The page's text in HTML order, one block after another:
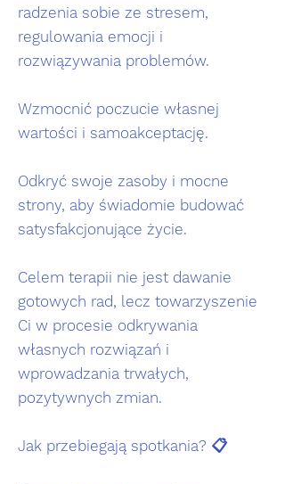
radzenia sobie ze stresem,
regulowania emocji i
rozwiązywania problemów.
Wzmocnić poczucie własnej
wartości i samoakceptację.
Odkryć swoje zasoby i mocne
strony, aby świadomie budować
satysfakcjonujące życie.
Celem terapii nie jest dawanie
gotowych rad, lecz towarzyszenie
Ci w procesie odkrywania
własnych rozwiązań i
wprowadzania trwałych,
pozytywnych zmian.
Jak przebiegają spotkania? 📋